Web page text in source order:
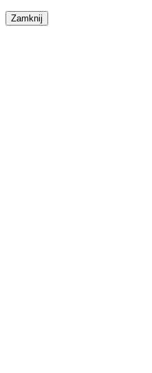
Zamknij